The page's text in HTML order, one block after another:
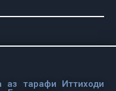
аз тарафи Иттиходи